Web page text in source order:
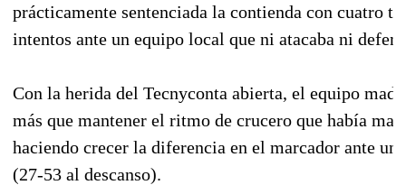
prácticamente sentenciada la contienda con cuatro
intentos ante un equipo local que ni atacaba ni
Con la herida del Tecnyconta abierta, el equipo
más que mantener el ritmo de crucero que había
haciendo crecer la diferencia en el marcador ante
(27-53 al descanso).